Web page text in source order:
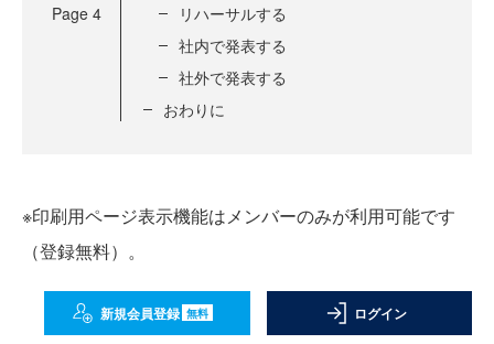
Page 4
リハーサルする
社内で発表する
社外で発表する
おわりに
※印刷用ページ表示機能はメンバーのみが利用可能です
（登録無料）。
新規会員登録 無料 ログイン